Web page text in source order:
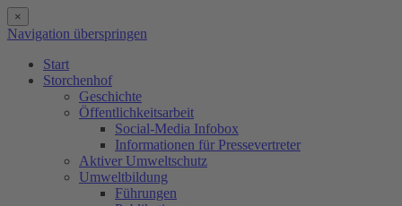
×
Navigation überspringen
Start
Storchenhof
Geschichte
Öffentlichkeitsarbeit
Social-Media Infobox
Informationen für Pressevertreter
Aktiver Umweltschutz
Umweltbildung
Führungen